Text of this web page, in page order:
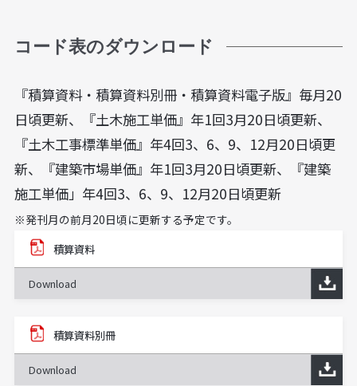
コード表のダウンロード
『積算資料・積算資料別冊・積算資料電子版』毎月20
日頃更新、『土木施工単価』年1回3月20日頃更新、
『土木工事標準単価』年4回3、6、9、12月20日頃更
新、『建築市場単価』年1回3月20日頃更新、『建築
施工単価」年4回3、6、9、12月20日頃更新
※発刊月の前月20日頃に更新する予定です。
積算資料
Download
積算資料別冊
Download